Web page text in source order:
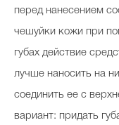
перед нанесением
чешуйки кожи при
губах действие
лучше наносить на
соединить ее с
вариант: придать